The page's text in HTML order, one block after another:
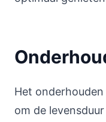
Het
om de